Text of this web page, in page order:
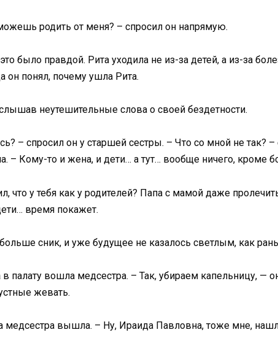
родить от меня? – спросил он напрямую.
было правдой. Рита уходила не из-за детей, а из-за
он понял, почему ушла Рита.
неутешительные слова о своей бездетности.
– спросил он у старшей сестры. – Что со мной не так?
– Кому-то и жена, и дети… а тут… вообще ничего, кроме
что у тебя как у родителей? Папа с мамой даже
время покажет.
сник, и уже будущее не казалось светлым, как
палату вошла медсестра. – Так, убираем капельницу, —
жевать.
медсестра вышла. – Ну, Ираида Павловна, тоже мне,